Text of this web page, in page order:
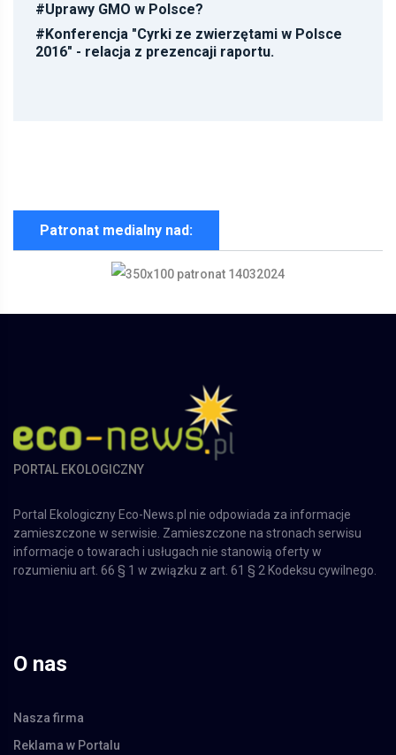
#Uprawy GMO w Polsce?
# Konferencja "Cyrki ze zwierzętami w Polsce
2016" - relacja z prezencaji raportu.
Patronat medialny nad:
PORTAL EKOLOGICZNY
Portal Ekologiczny Eco-News.pl nie odpowiada za informacje
zamieszczone w serwisie. Zamieszczone na stronach serwisu
informacje o towarach i usługach nie stanowią oferty w
rozumieniu art. 66 § 1 w związku z art. 61 § 2 Kodeksu cywilnego.
O nas
Nasza firma
Reklama w Portalu